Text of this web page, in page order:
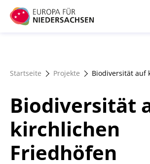
Direkt
zum
Förderangebote
Magazin
Startseite Projekte Biodiversität auf
Biodiversität
kirchlichen
Friedhöfen